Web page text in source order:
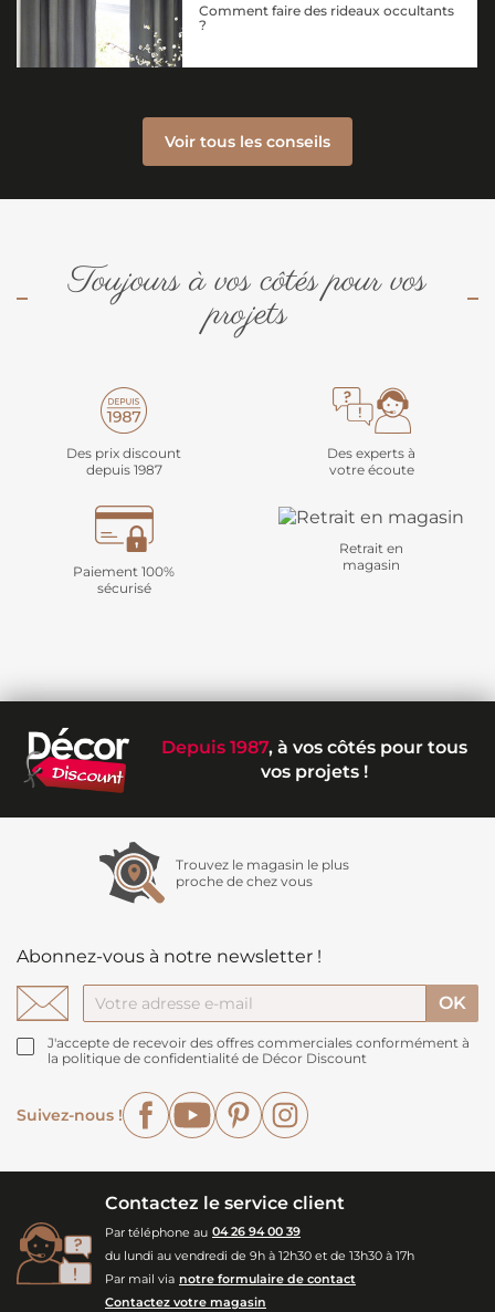
Comment faire des rideaux occultants
?
Voir tous les conseils
Toujours à vos côtés pour vos
projets
Des prix discount
depuis 1987
Des experts à
votre écoute
Paiement 100%
sécurisé
Retrait en
magasin
Depuis 1987, à vos côtés pour tous
vos projets !
Trouvez le magasin le plus
proche de chez vous
Abonnez-vous à notre newsletter !
J'accepte de recevoir des offres commerciales conformément à
la politique de confidentialité de Décor Discount
Suivez-nous !
FacebookYouTubePinterest
Contactez le service client
Par téléphone au 04 26 94 00 39
du lundi au vendredi de 9h à 12h30 et de 13h30 à 17h
Par mail via notre formulaire de contact
Contactez votre magasin